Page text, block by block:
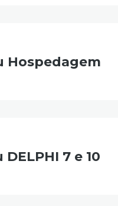
Hospedagem
DELPHI 7 e 10